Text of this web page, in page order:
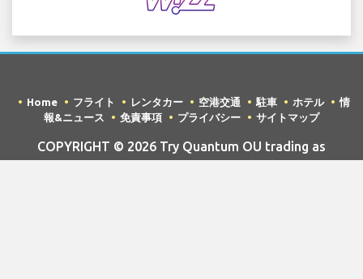
Home フライト レンタカー 空港交通 駐車 ホテル
情
報&ニュース
免責事項 プライバシー サイトマップ
COPYRIGHT © 2026 Try Quantum OU trading as